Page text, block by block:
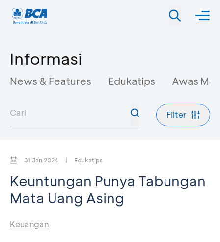
Informasi
News & Features Edukatips Awas
Filter
31 Jan 2024 | Edukatips
Keuntungan Punya Tabungan
Mata Uang Asing
Keuangan